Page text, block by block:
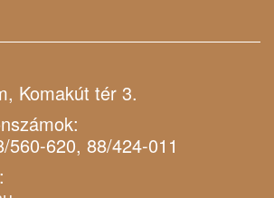
Komakút tér 3.
560-620, 88/424-011